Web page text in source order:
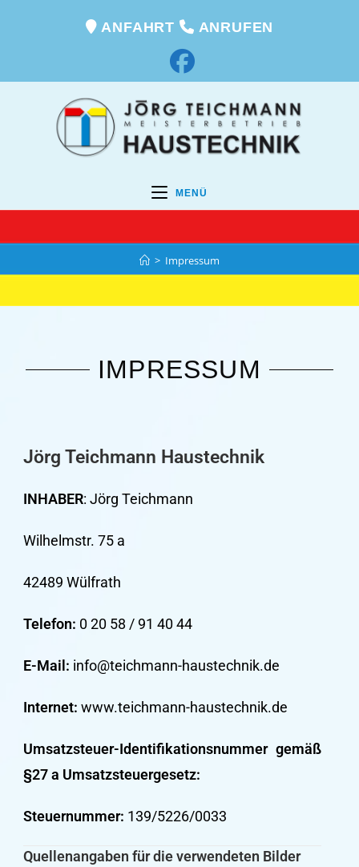
ANFAHRT ANRUFEN
MENÜ
> Impressum
IMPRESSUM
Jörg Teichmann Haustechnik
INHABER: Jörg Teichmann
Wilhelmstr. 75 a
42489 Wülfrath
Telefon: 0 20 58 / 91 40 44
E-Mail: info@teichmann-haustechnik.de
Internet: www.teichmann-haustechnik.de
Umsatzsteuer-Identifikationsnummer gemäß
§27 a Umsatzsteuergesetz:
Steuernummer: 139/5226/0033
Quellenangaben für die verwendeten Bilder